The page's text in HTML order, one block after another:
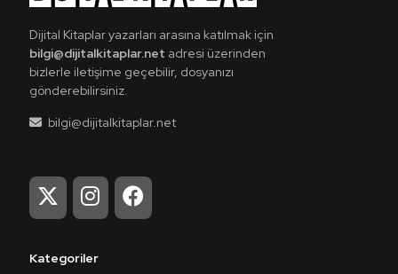
Dijital Kitaplar yazarları arasına katılmak için
bilgi@dijitalkitaplar.net adresi üzerinden
bizlerle iletişime geçebilir, dosyanızı
gönderebilirsiniz.
bilgi@dijitalkitaplar.net
Kategoriler